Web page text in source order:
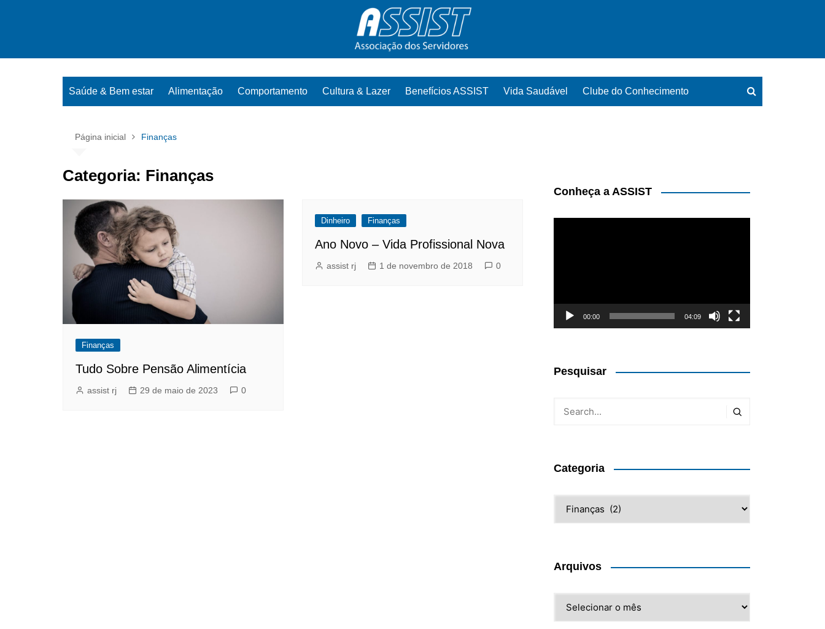
Saúde & Bem estar Alimentação Comportamento Cultura & Lazer Benefícios ASSIST Vida Saudável Clube do Conhecimento
Página inicial Finanças
Categoria: Finanças
Finanças
Tudo Sobre Pensão Alimentícia
assist rj 29 de maio de 2023 0
Dinheiro Finanças
Ano Novo – Vida Profissional Nova
assist rj 1 de novembro de 2018 0
Conheça a ASSIST
00:00 04:09
Pesquisar
Categoria
Arquivos